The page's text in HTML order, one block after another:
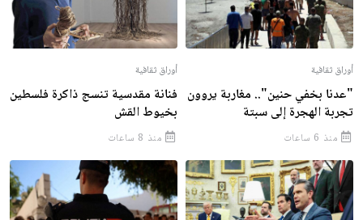
أوراق ثقافية
"عدنا بخفي حنين".. مغاربة يروون
تجربة الهجرة إلى سبتة
منذ 6 ساعات
أوراق ثقافية
فنانة مقدسية تنسج ذاكرة فلسطين
بخيوط القش
منذ 8 ساعات